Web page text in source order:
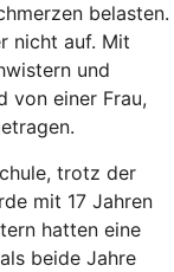
belasten.
nicht auf. Mit
und
von einer Frau,
trotz der
mit 17 Jahren
hatten eine
beide Jahre